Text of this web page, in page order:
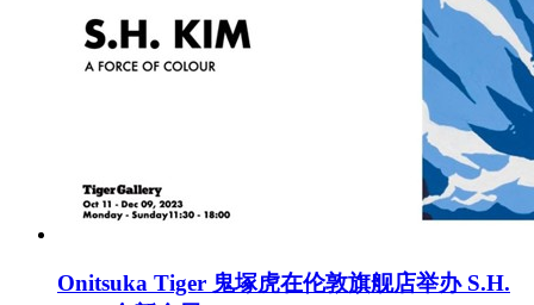
Onitsuka Tiger 鬼塚虎在伦敦旗舰店举办 S.H.